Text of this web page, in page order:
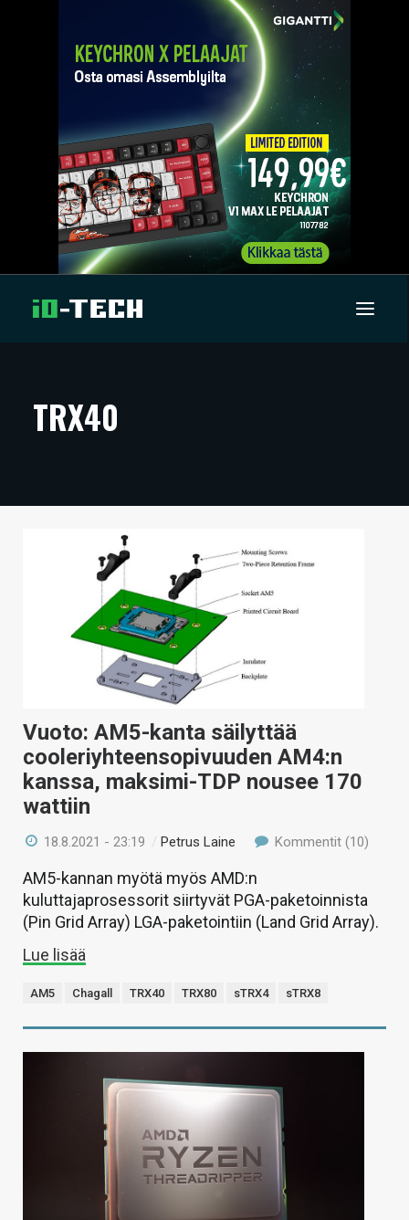
ARTIKKELIT
TECHBBS
HAKU
TRX40
Vuoto: AM5-kanta säilyttää
cooleriyhteensopivuuden AM4:n
kanssa, maksimi-TDP nousee 170
wattiin
18.8.2021 - 23:19 /Petrus Laine Kommentit (10)
AM5-kannan myötä myös AMD:n
kuluttajaprosessorit siirtyvät PGA-paketoinnista
(Pin Grid Array) LGA-paketointiin (Land Grid Array).
Lue lisää
AM5 Chagall TRX40 TRX80 sTRX4 sTRX8